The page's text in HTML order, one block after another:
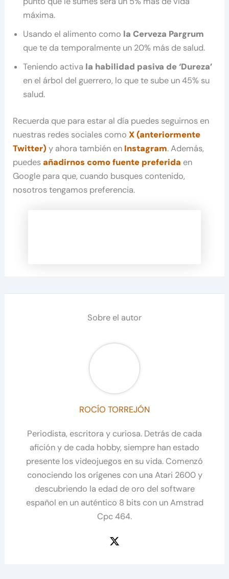
máxima.
Usando el alimento como la Cerveza Pargrum
que te da temporalmente un 20% más de salud.
Teniendo activa la habilidad pasiva de ‘Dureza’
en el árbol del guerrero, lo que te sube un 45% su
salud.
Recuerda que para estar al día puedes seguirnos en
nuestras redes sociales comoX (anteriormente
Twitter) y ahora también en Instagram. Además,
puedesañadirnos como fuente preferida en
Google para que, cuando busques contenido,
nosotros tengamos preferencia.
Sobre el autor
ROCÍO TORREJÓN
Periodista, escritora y curiosa. Detrás de cada
afición y de cada hobby, siempre han estado
presente los videojuegos en su vida. Comenzó
conociendo los orígenes con una Atari 2600 y
descubriendo la edad de oro del software
español en un auténtico 8 bits con un Amstrad
Cpc 464.